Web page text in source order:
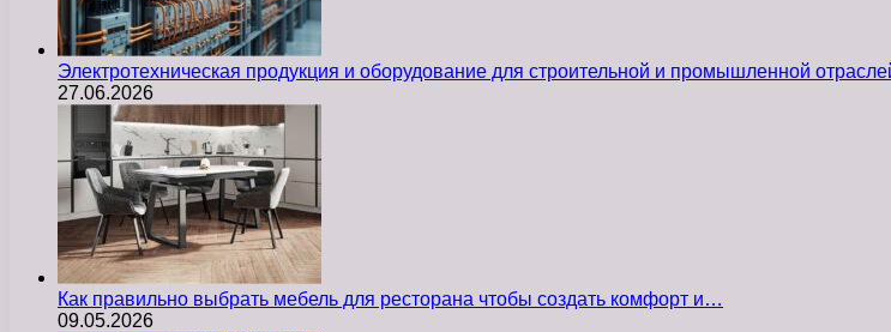
Электротехническая продукция и оборудование для строительной и промышленной
27.06.2026
Как правильно выбрать мебель для ресторана чтобы создать комфорт и…
09.05.2026